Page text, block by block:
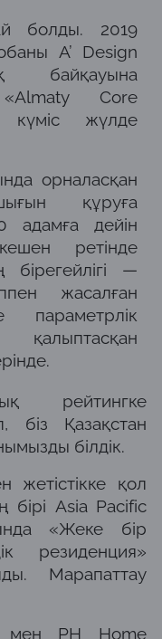
болды. 2019
A’ Design
байқауына
Core
күміс жүлде
орналасқан
құруға
дейін
ретінде
—
жасалған
рейтингке
біз Қазақстан
білдік.
қол
бірі Asia Pacific
«Жеке бір
резиденция»
Марапаттау
мен PH Home